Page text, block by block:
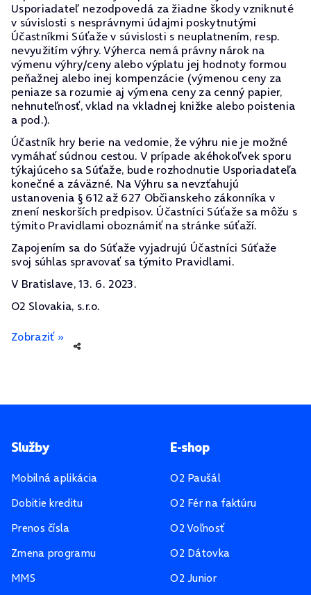
Usporiadateľ nezodpovedá za žiadne škody vzniknuté
v súvislosti s nesprávnymi údajmi poskytnutými
Účastníkmi Súťaže v súvislosti s neuplatnením, resp.
nevyužitím výhry. Výherca nemá právny nárok na
výmenu výhry/ceny alebo výplatu jej hodnoty formou
peňažnej alebo inej kompenzácie (výmenou ceny za
peniaze sa rozumie aj výmena ceny za cenný papier,
nehnuteľnosť, vklad na vkladnej knižke alebo poistenia
a pod.).
Účastník hry berie na vedomie, že výhru nie je možné
vymáhať súdnou cestou. V prípade akéhokoľvek sporu
týkajúceho sa Súťaže, bude rozhodnutie Usporiadateľa
konečné a záväzné. Na Výhru sa nevzťahujú
ustanovenia § 612 až 627 Občianskeho zákonníka v
znení neskorších predpisov. Účastníci Súťaže sa môžu s
týmito Pravidlami oboznámiť na stránke súťaží.
Zapojením sa do Súťaže vyjadrujú Účastníci Súťaže
svoj súhlas spravovať sa týmito Pravidlami.
V Bratislave, 13. 6. 2023.
O2 Slovakia, s.r.o.
Zobraziť »
Pätička stránky
Služby
Mobilná aplikácia
Dobitie kreditu
Prenos čísla
Zmena programu
MMS
E-shop
O2 Paušál
O2 Fér na faktúru
O2 Voľnosť
O2 Dátovka
O2 Junior